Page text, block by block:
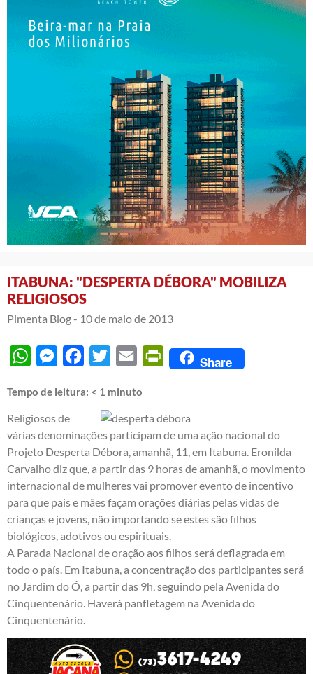
ITABUNA: "DESPERTA DÉBORA" MOBILIZA
RELIGIOSOS
Pimenta Blog - 10 de maio de 2013
WhatsAppMessengerFacebook
Twitter Email PrintFriendly
Share
Tempo de leitura: < 1 minuto
Religiosos de
várias denominações participam de uma ação nacional do
Projeto Desperta Débora, amanhã, 11, em Itabuna. Eronilda
Carvalho diz que, a partir das 9 horas de amanhã, o movimento
internacional de mulheres vai promover evento de incentivo
para que pais e mães façam orações diárias pelas vidas de
crianças e jovens, não importando se estes são filhos
biológicos, adotivos ou espirituais.
A Parada Nacional de oração aos filhos será deflagrada em
todo o país. Em Itabuna, a concentração dos participantes será
no Jardim do Ó, a partir das 9h, seguindo pela Avenida do
Cinquentenário. Haverá panfletagem na Avenida do
Cinquentenário.